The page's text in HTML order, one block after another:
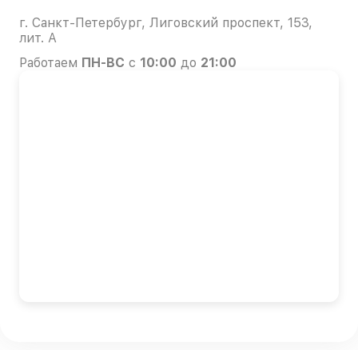
г. Санкт-Петербург, Лиговский проспект, 153,
лит. А
Работаем ПН-ВС с 10:00 до 21:00